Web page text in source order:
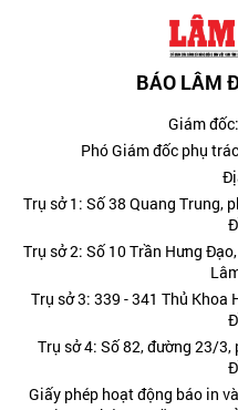
BÁO LÂM
Giám
Phó Giám đốc phụ
Trụ sở 1: Số 38 Quang Trung,
Trụ sở 2: Số 10 Trần Hưng
Trụ sở 3: 339 - 341 Thủ Khoa
Trụ sở 4: Số 82, đường 23/
Giấy phép hoạt động báo in